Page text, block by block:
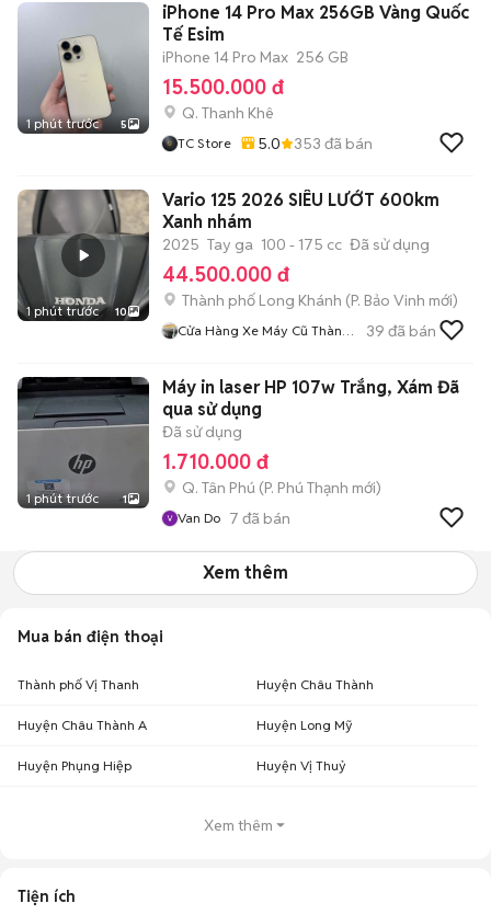
1 phút trước 5
iPhone 14 Pro Max 256GB Vàng Quốc
Tế Esim
iPhone 14 Pro Max 256 GB
15.500.000 đ
Q. Thanh Khê
TC Store 5.0 353 đã bán
1 phút trước 10
Vario 125 2026 SIÊU LƯỚT 600km
Xanh nhám
2025 Tay ga 100 - 175 cc Đã sử dụng
44.500.000 đ
Thành phố Long Khánh (P. Bảo Vinh mới)
Cửa Hàng Xe Máy Cũ Thành
39 đã bán
1 phút trước 1
Máy in laser HP 107w Trắng, Xám Đã
qua sử dụng
Đã sử dụng
1.710.000 đ
Q. Tân Phú (P. Phú Thạnh mới)
Van Do 7 đã bán
Xem thêm
Mua bán điện thoại
Thành phố Vị Thanh Huyện Châu Thành
Huyện Châu Thành A Huyện Long Mỹ
Huyện Phụng Hiệp Huyện Vị Thuỷ
Xem thêm
Tiện ích